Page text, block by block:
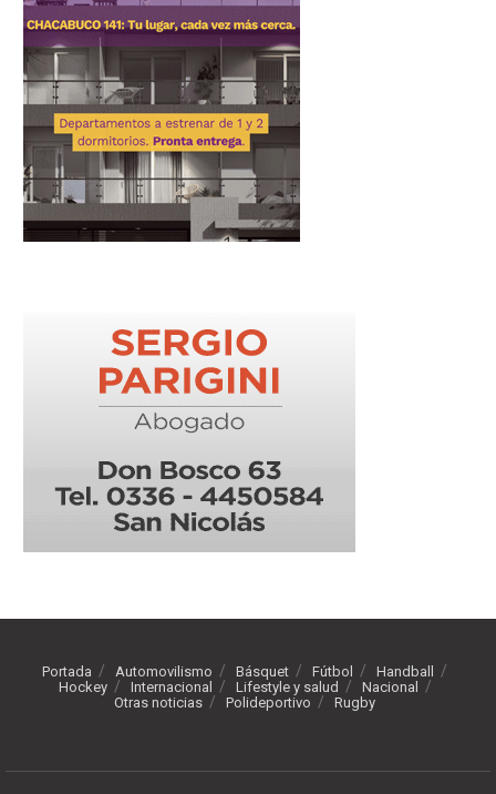
Portada Automovilismo Básquet Fútbol
Handball
Hockey
Internacional Lifestyle y salud
Nacional
Otras noticias
Polideportivo Rugby